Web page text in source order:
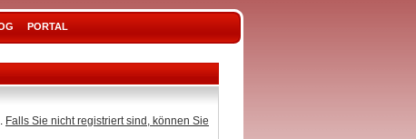
PORTAL
Falls Sie nicht registriert sind, können Sie